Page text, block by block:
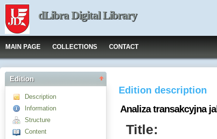
dLibra Digital Library
MAIN PAGE COLLECTIONS CONTACT
Edition
Description
Information
Structure
Content
Edition description
Analiza transakcyjna
Title: